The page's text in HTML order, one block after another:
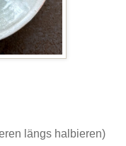
längs halbieren)